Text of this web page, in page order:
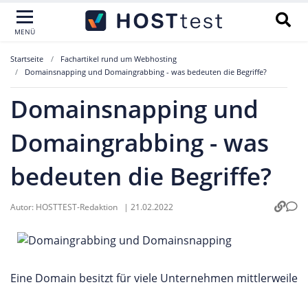
MENÜ
Startseite
Fachartikel rund um Webhosting
Domainsnapping und Domaingrabbing - was bedeuten die Begriffe?
Domainsnapping und
Domaingrabbing - was
bedeuten die Begriffe?
Autor: HOSTTEST-Redaktion | 21.02.2022
Eine Domain besitzt für viele Unternehmen mittlerweile